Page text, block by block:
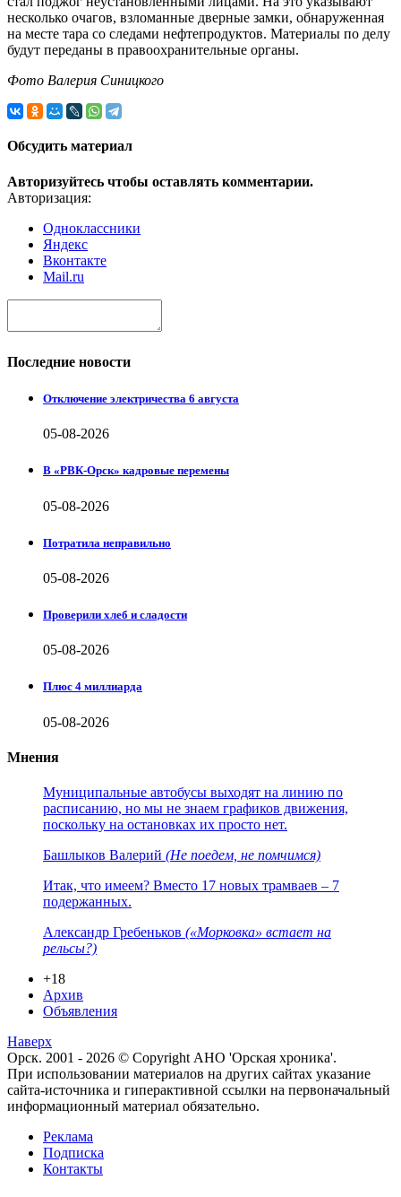
несколько очагов, взломанные дверные замки, обнаруженная
на месте тара со следами нефтепродуктов. Материалы по делу
будут переданы в правоохранительные органы.
Фото Валерия Синицкого
Обсудить материал
Авторизуйтесь чтобы оставлять комментарии.
Авторизация:
Одноклассники
Яндекс
Вконтакте
Mail.ru
Последние новости
Отключение электричества 6 августа
05-08-2026
В «РВК-Орск» кадровые перемены
05-08-2026
Потратила неправильно
05-08-2026
Проверили хлеб и сладости
05-08-2026
Плюс 4 миллиарда
05-08-2026
Мнения
Муниципальные автобусы выходят на линию по
расписанию, но мы не знаем графиков движения,
поскольку на остановках их просто нет.
Башлыков Валерий (Не поедем, не помчимся)
Итак, что имеем? Вместо 17 новых трамваев – 7
подержанных.
Александр Гребеньков («Морковка» встает на
рельсы?)
+18
Архив
Объявления
Наверх
Орск. 2001 - 2026 © Copyright АНО 'Орская хроника'.
При использовании материалов на других сайтах указание
сайта-источника и гиперактивной ссылки на первоначальный
информационный материал обязательно.
Реклама
Подписка
Контакты